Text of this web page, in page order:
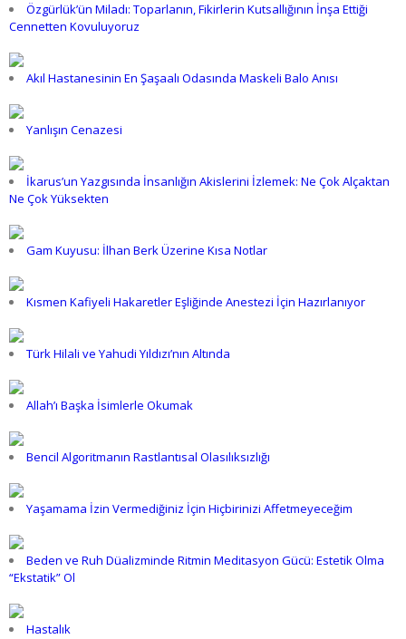
Özgürlük’ün Miladı: Toparlanın, Fikirlerin Kutsallığının İnşa Ettiği
Cennetten Kovuluyoruz
Akıl Hastanesinin En Şaşaalı Odasında Maskeli Balo Anısı
Yanlışın Cenazesi
İkarus’un Yazgısında İnsanlığın Akislerini İzlemek: Ne Çok Alçaktan
Ne Çok Yüksekten
Gam Kuyusu: İlhan Berk Üzerine Kısa Notlar
Kısmen Kafiyeli Hakaretler Eşliğinde Anestezi İçin Hazırlanıyor
Türk Hilali ve Yahudi Yıldızı’nın Altında
Allah’ı Başka İsimlerle Okumak
Bencil Algoritmanın Rastlantısal Olasılıksızlığı
Yaşamama İzin Vermediğiniz İçin Hiçbirinizi Affetmeyeceğim
Beden ve Ruh Düalizminde Ritmin Meditasyon Gücü: Estetik Olma
“Ekstatik” Ol
Hastalık